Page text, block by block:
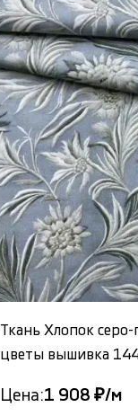
Ткань Хлопок серо-
цветы вышивка
Цена:1 908 ₽/м